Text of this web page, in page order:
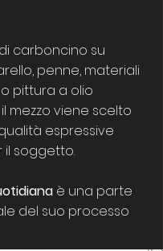
carboncino su
penne, materiali
pittura a olio
mezzo viene scelto
espressive
il soggetto.
è una parte
del suo processo